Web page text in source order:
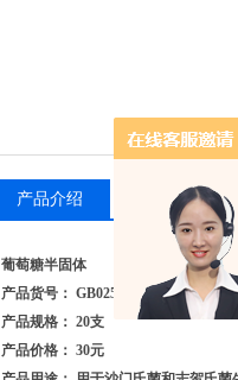
产品介绍 相关产品
葡萄糖半固体
产品货号： GB025
产品规格： 20支
产品价格： 30元